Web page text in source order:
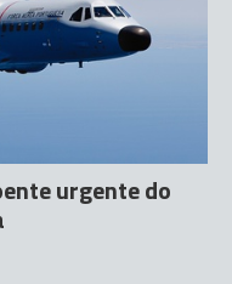
urgente do